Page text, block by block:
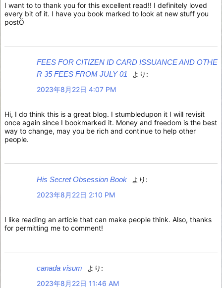
I want to to thank you for this excellent read!! I definitely loved
every bit of it. I have you book marked to look at new stuff you
postÖ
FEES FOR CITIZEN ID CARD ISSUANCE AND OTHE
R 35 FEES FROM JULY 01
より:
2023年8月22日 4:07 PM
Hi, I do think this is a great blog. I stumbledupon it I will revisit
once again since I bookmarked it. Money and freedom is the best
way to change, may you be rich and continue to help other
people.
His Secret Obsession Book
より:
2023年8月22日 2:10 PM
I like reading an article that can make people think. Also, thanks
for permitting me to comment!
canada visum
より:
2023年8月22日 11:46 AM